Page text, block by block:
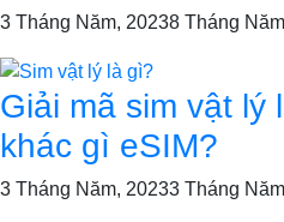
3 Tháng Năm, 20238 Tháng
Giải mã sim vật lý
khác gì eSIM?
3 Tháng Năm, 20233 Tháng